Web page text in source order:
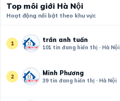
Top môi giới Hà Nội
Hoạt động nổi bật theo khu vực
1 trần anh tuấn
101 tin đang hiển thị · Hà Nội
2 Minh Phương
39 tin đang hiển thị · Hà Nội